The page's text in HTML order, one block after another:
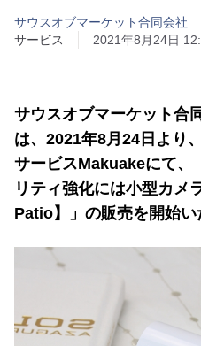
サウスオブマーケット合同会社
サービス
2021年8月24日
サウスオブマーケット合
は、2021年8月24日より
サービスMakuakeにて、
リティ強化には小型カメ
Patio】」の販売を開始い